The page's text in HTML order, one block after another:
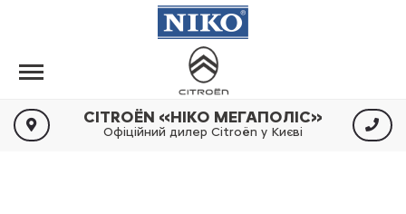
CITROËN «НІКО МЕГАПОЛІС»
Офіційний дилер Citroën у Києві